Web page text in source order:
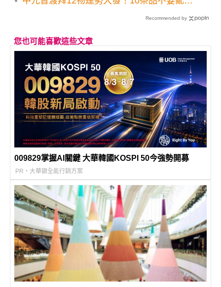
Recommended by
您也可能喜歡這些文章
009829掌握AI關鍵 大華韓國KOSPI 50今強勢開募
PR・大華銀全能行銷方案